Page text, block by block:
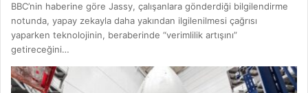
BBC’nin haberine göre Jassy, çalışanlara gönderdiği bilgilendirme
notunda, yapay zekayla daha yakından ilgilenilmesi çağrısı
yaparken teknolojinin, beraberinde “verimlilik artışını”
getireceğini…